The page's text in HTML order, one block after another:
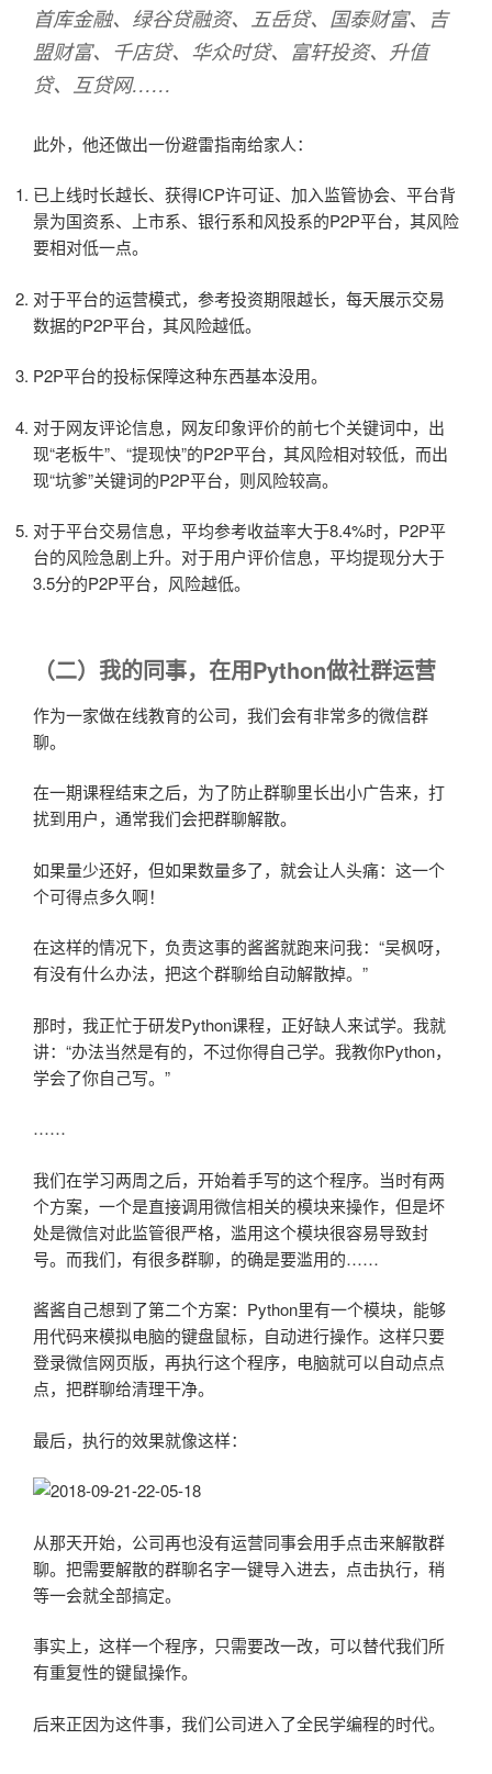
首库金融、绿谷贷融资、五岳贷、国泰财富、吉
盟财富、千店贷、华众时贷、富轩投资、升值
贷、互贷网……
此外，他还做出一份避雷指南给家人：
已上线时长越长、获得ICP许可证、加入监管协会、平台背
景为国资系、上市系、银行系和风投系的P2P平台，其风险
要相对低一点。
对于平台的运营模式，参考投资期限越长，每天展示交易
数据的P2P平台，其风险越低。
P2P平台的投标保障这种东西基本没用。
对于网友评论信息，网友印象评价的前七个关键词中，出
现“老板牛”、“提现快”的P2P平台，其风险相对较低，而出
现“坑爹”关键词的P2P平台，则风险较高。
对于平台交易信息，平均参考收益率大于8.4%时，P2P平
台的风险急剧上升。对于用户评价信息，平均提现分大于
3.5分的P2P平台，风险越低。
（二）我的同事，在用Python做社群运营
作为一家做在线教育的公司，我们会有非常多的微信群
聊。
在一期课程结束之后，为了防止群聊里长出小广告来，打
扰到用户，通常我们会把群聊解散。
如果量少还好，但如果数量多了，就会让人头痛：这一个
个可得点多久啊！
在这样的情况下，负责这事的酱酱就跑来问我：“吴枫呀，
有没有什么办法，把这个群聊给自动解散掉。”
那时，我正忙于研发Python课程，正好缺人来试学。我就
讲：“办法当然是有的，不过你得自己学。我教你Python，
学会了你自己写。”
……
我们在学习两周之后，开始着手写的这个程序。当时有两
个方案，一个是直接调用微信相关的模块来操作，但是坏
处是微信对此监管很严格，滥用这个模块很容易导致封
号。而我们，有很多群聊，的确是要滥用的……
酱酱自己想到了第二个方案：Python里有一个模块，能够
用代码来模拟电脑的键盘鼠标，自动进行操作。这样只要
登录微信网页版，再执行这个程序，电脑就可以自动点点
点，把群聊给清理干净。
最后，执行的效果就像这样：
从那天开始，公司再也没有运营同事会用手点击来解散群
聊。把需要解散的群聊名字一键导入进去，点击执行，稍
等一会就全部搞定。
事实上，这样一个程序，只需要改一改，可以替代我们所
有重复性的键鼠操作。
后来正因为这件事，我们公司进入了全民学编程的时代。